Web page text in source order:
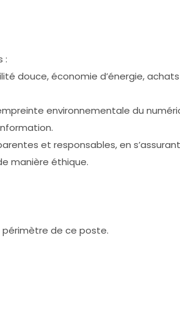
:
douce, économie d’énergie, achats
environnementale du
et responsables, en
manière éthique.
périmètre de ce poste.